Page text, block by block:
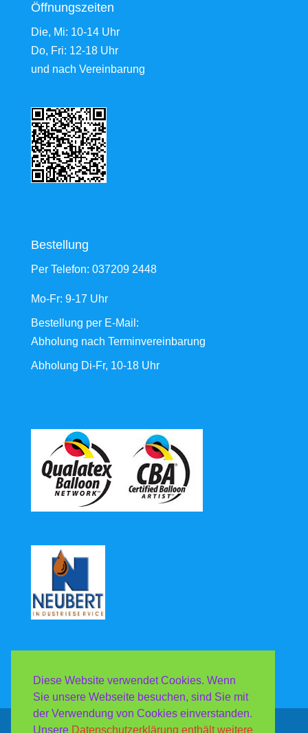
Diese Website verwendet Cookies. Wenn
Sie unsere Webseite besuchen, sind Sie mit
der Verwendung von Cookies einverstanden.
Unsere Datenschutzerklärung enthält weitere
Öffnungszeiten
Die, Mi: 10-14 Uhr
Do, Fri: 12-18 Uhr
und nach Vereinbarung
Bestellung
Per Telefon: 037209 2448
Mo-Fr: 9-17 Uhr
Bestellung per E-Mail :
Abholung nach Terminvereinbarung
Abholung Di-Fr, 10-18 Uhr